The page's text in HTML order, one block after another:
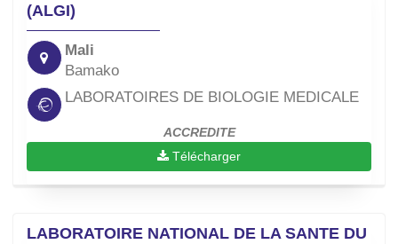
(ALGI)
Mali
Bamako
LABORATOIRES DE BIOLOGIE MEDICALE
ACCREDITE
Télécharger
LABORATOIRE NATIONAL DE LA SANTE DU